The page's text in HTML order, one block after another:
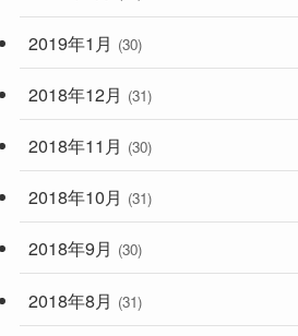
2019年1月 (30)
2018年12月 (31)
2018年11月 (30)
2018年10月 (31)
2018年9月 (30)
2018年8月 (31)